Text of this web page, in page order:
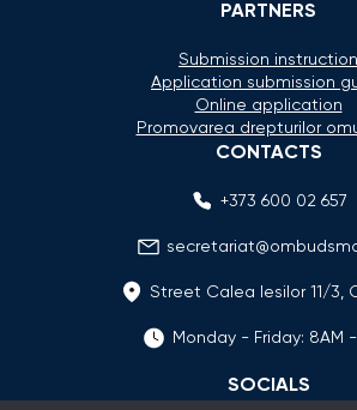
PARTNERS
Submission instruction
Application submission
Online application
Promovarea drepturilor
CONTACTS
+373 600 02 657
Street Calea Iesilor 11/3,
Monday - Friday: 8AM -
SOCIALS